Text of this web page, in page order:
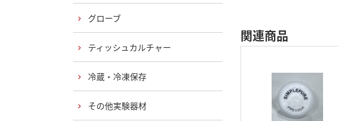
関連商品
グローブ
ティッシュカルチャー
冷蔵・冷凍保存
その他実験器材